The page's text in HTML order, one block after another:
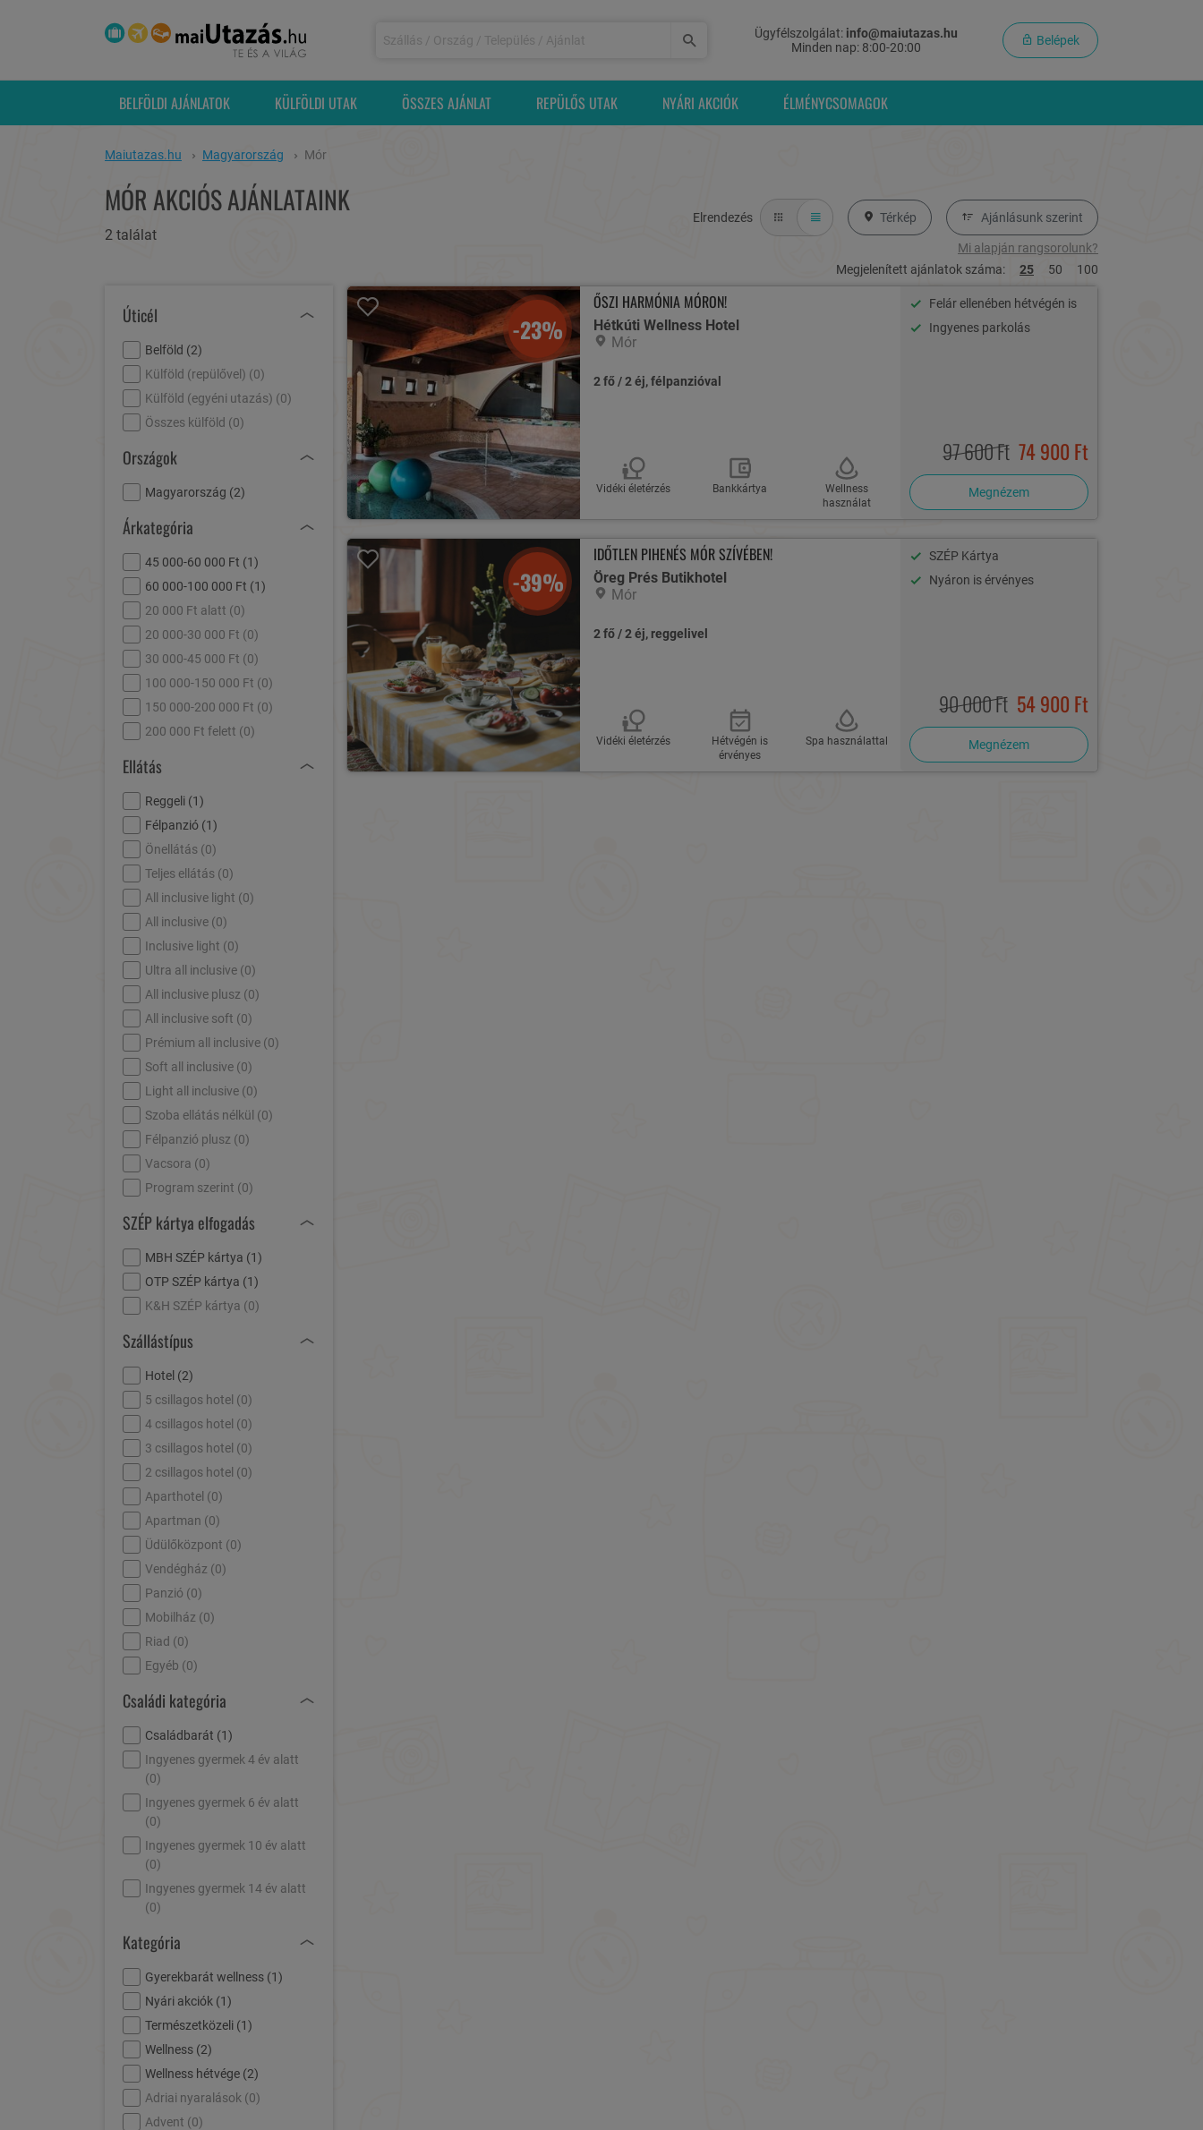
Ügyfélszolgálat: info@maiutazas.hu
Minden nap: 8:00-20:00
Belépek
BELFÖLDI AJÁNLATOK KÜLFÖLDI UTAK ÖSSZES AJÁNLAT REPÜLŐS UTAK NYÁRI AKCIÓK ÉLMÉNYCSOMAGOK
Maiutazas.hu Magyarország Mór
MÓR AKCIÓS AJÁNLATAINK
2 találat
Elrendezés Térkép Ajánlásunk szerint
Mi alapján rangsorolunk?
Megjelenített ajánlatok száma:
25 50 100
Úticél
Belföld (2)
Külföld (repülővel) (0)
Külföld (egyéni utazás) (0)
Összes külföld (0)
Országok
Magyarország (2)
Árkategória
45 000-60 000 Ft (1)
60 000-100 000 Ft (1)
20 000 Ft alatt (0)
20 000-30 000 Ft (0)
30 000-45 000 Ft (0)
100 000-150 000 Ft (0)
150 000-200 000 Ft (0)
200 000 Ft felett (0)
Ellátás
Reggeli (1)
Félpanzió (1)
Önellátás (0)
Teljes ellátás (0)
All inclusive light (0)
All inclusive (0)
Inclusive light (0)
Ultra all inclusive (0)
All inclusive plusz (0)
All inclusive soft (0)
Prémium all inclusive (0)
Soft all inclusive (0)
Light all inclusive (0)
Szoba ellátás nélkül (0)
Félpanzió plusz (0)
Vacsora (0)
Program szerint (0)
SZÉP kártya elfogadás
MBH SZÉP kártya (1)
OTP SZÉP kártya (1)
K&H SZÉP kártya (0)
Szállástípus
Hotel (2)
5 csillagos hotel (0)
4 csillagos hotel (0)
3 csillagos hotel (0)
2 csillagos hotel (0)
Aparthotel (0)
Apartman (0)
Üdülőközpont (0)
Vendégház (0)
Panzió (0)
Mobilház (0)
Riad (0)
Egyéb (0)
Családi kategória
Családbarát (1)
Ingyenes gyermek 4 év alatt
(0)
Ingyenes gyermek 6 év alatt
(0)
Ingyenes gyermek 10 év alatt
(0)
Ingyenes gyermek 14 év alatt
(0)
Kategória
Gyerekbarát wellness (1)
Nyári akciók (1)
Természetközeli (1)
Wellness (2)
Wellness hétvége (2)
Adriai nyaralások (0)
Advent (0)
-23%
ŐSZI HARMÓNIA MÓRON!
Hétkúti Wellness Hotel
Mór
2 fő / 2 éj, félpanzióval
Vidéki életérzés Bankkártya
Wellness
használat
Felár ellenében hétvégén is
Ingyenes parkolás
97 600 Ft 74 900 Ft
Megnézem
-39%
IDŐTLEN PIHENÉS MÓR SZÍVÉBEN!
Öreg Prés Butikhotel
Mór
2 fő / 2 éj, reggelivel
Vidéki életérzés
Hétvégén is
érvényes
Spa használattal
SZÉP Kártya
Nyáron is érvényes
90 000 Ft 54 900 Ft
Megnézem